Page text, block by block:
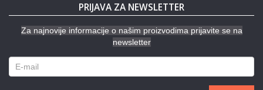
PRIJAVA ZA NEWSLETTER
Za najnovije informacije o našim proizvodima prijavite se na
newsletter